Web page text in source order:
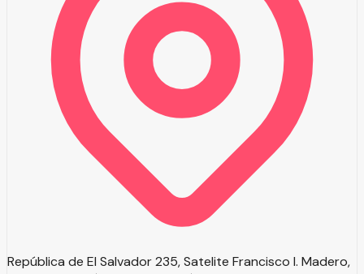
República de El Salvador 235, Satelite Francisco I. Madero,